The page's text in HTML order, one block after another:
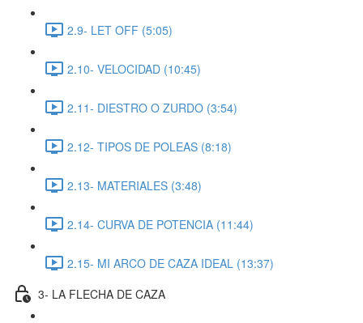
2.9- LET OFF (5:05)
2.10- VELOCIDAD (10:45)
2.11- DIESTRO O ZURDO (3:54)
2.12- TIPOS DE POLEAS (8:18)
2.13- MATERIALES (3:48)
2.14- CURVA DE POTENCIA (11:44)
2.15- MI ARCO DE CAZA IDEAL (13:37)
3- LA FLECHA DE CAZA